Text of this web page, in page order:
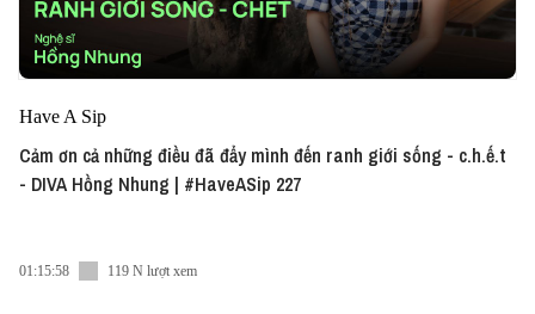
Have A Sip
Cảm ơn cả những điều đã đẩy mình đến ranh giới sống - c.h.ế.t
- DIVA Hồng Nhung | #HaveASip 227
01:15:58 119 N lượt xem